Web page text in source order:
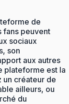
de
fans peuvent
sociaux
son
aux autres
plateforme est la
un créateur de
ailleurs, ou
du